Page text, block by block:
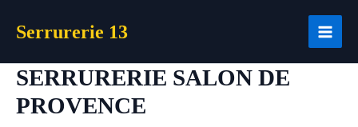
Serrurerie 13
SERRURERIE SALON DE
PROVENCE